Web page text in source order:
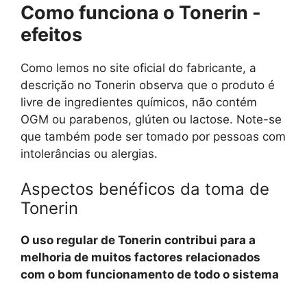
Como funciona o Tonerin -
efeitos
Como lemos no site oficial do fabricante, a
descrição no Tonerin observa que o produto é
livre de ingredientes químicos, não contém
OGM ou parabenos, glúten ou lactose. Note-se
que também pode ser tomado por pessoas com
intolerâncias ou alergias.
Aspectos benéficos da toma de
Tonerin
O uso regular de Tonerin contribui para a
melhoria de muitos factores relacionados
com o bom funcionamento de todo o sistema